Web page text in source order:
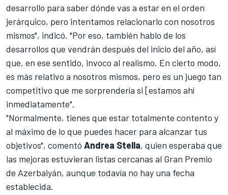
desarrollo para saber dónde vas a estar en el orden
jerárquico, pero intentamos relacionarlo con nosotros
mismos", indicó. "Por eso, también hablo de los
desarrollos que vendrán después del inicio del año, así
que, en ese sentido, invoco al realismo. En cierto modo,
es más relativo a nosotros mismos, pero es un juego tan
competitivo que me sorprendería si [estamos ahí
inmediatamente".
"Normalmente, tienes que estar totalmente contento y
al máximo de lo que puedes hacer para alcanzar tus
objetivos", comentó Andrea Stella, quien esperaba que
las mejoras estuvieran listas cercanas al Gran Premio
de Azerbaiyán, aunque todavía no hay una fecha
establecida.